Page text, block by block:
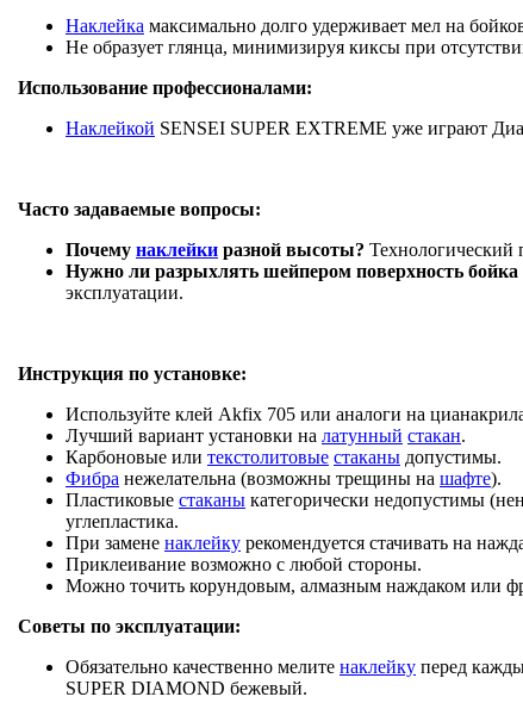
Наклейка максимально долго удерживает мел на
Не образует глянца, минимизируя киксы при
Использование профессионалами:
Наклейкой SENSEI SUPER EXTREME уже играют
Часто задаваемые вопросы:
Почему наклейки разной высоты? Технологический
Нужно ли разрыхлять шейпером поверхность бойка
эксплуатации.
Инструкция по установке:
Используйте клей Akfix 705 или аналоги на
Лучший вариант установки на латунный стакан.
Карбоновые или текстолитовые стаканы допустимы.
Фибра нежелательна (возможны трещины на шафте).
Пластиковые стаканы категорически недопустимы
углепластика.
При замене наклейку рекомендуется стачивать на
Приклеивание возможно с любой стороны.
Можно точить корундовым, алмазным наждаком или
Советы по эксплуатации:
Обязательно качественно мелите наклейку перед
SUPER DIAMOND бежевый.